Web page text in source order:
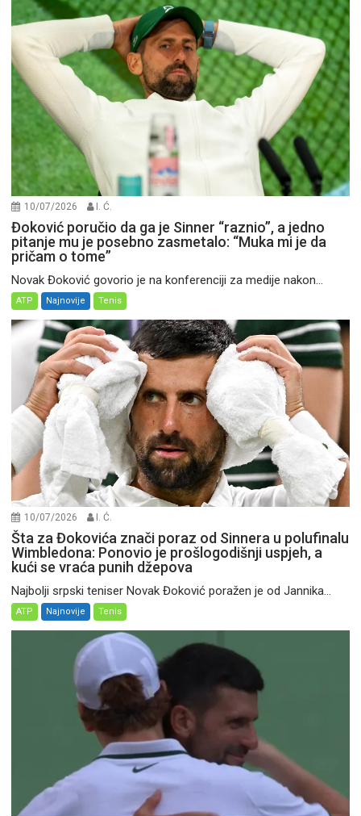
10/07/2026 I. Ć.
Đoković poručio da ga je Sinner “raznio”, a jedno
pitanje mu je posebno zasmetalo: “Muka mi je da
pričam o tome”
Novak Đoković govorio je na konferenciji za medije nakon...
ATP Najnovije Tenis
10/07/2026 I. Ć.
Šta za Đokovića znači poraz od Sinnera u polufinalu
Wimbledona: Ponovio je prošlogodišnji uspjeh, a
kući se vraća punih džepova
Najbolji srpski teniser Novak Đoković poražen je od Jannika...
ATP Najnovije Tenis